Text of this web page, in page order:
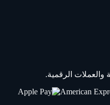
والعملات الرقمية.